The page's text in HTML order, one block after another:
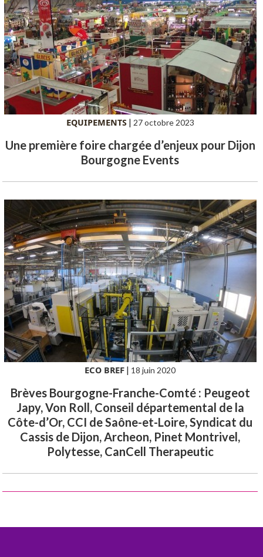
EQUIPEMENTS| 27 octobre 2023
Une première foire chargée d’enjeux pour Dijon
Bourgogne Events
ECO BREF | 18 juin 2020
Brèves Bourgogne-Franche-Comté : Peugeot
Japy, Von Roll, Conseil départemental de la
Côte-d’Or, CCI de Saône-et-Loire, Syndicat du
Cassis de Dijon, Archeon, Pinet Montrivel,
Polytesse, CanCell Therapeutic